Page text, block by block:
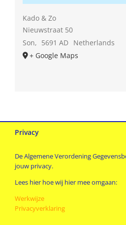
Kado & Zo
Nieuwstraat 50
Son, 5691 AD Netherlands
+ Google Maps
Privacy
De Algemene Verordening
jouw privacy.
Lees hier hoe wij hier mee omgaan:
Werkwijze
Privacyverklaring